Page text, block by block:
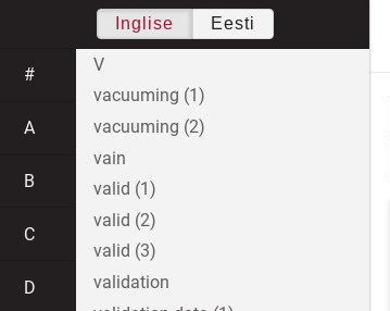
Inglise Eesti
#
A
B
C
D
V
vacuuming (1)
vacuuming (2)
vain
valid (1)
valid (2)
valid (3)
validation